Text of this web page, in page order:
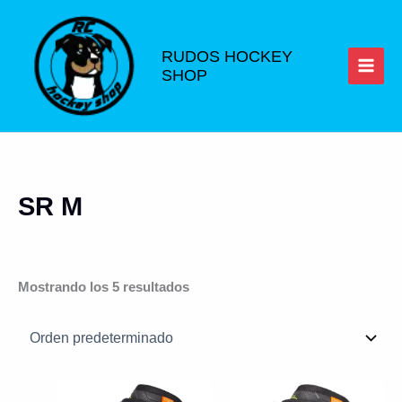
contenido
RUDOS HOCKEY
SHOP
SR M
Mostrando los 5 resultados